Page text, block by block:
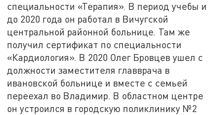
специальности «Терапия». В период учебы и
до 2020 года он работал в Вичугской
центральной районной больнице. Там же
получил сертификат по специальности
«Кардиология». В 2020 Олег Бровцев ушел с
должности заместителя главврача в
ивановской больнице и вместе с семьей
переехал во Владимир. В областном центре
он устроился в городскую поликлинику №2